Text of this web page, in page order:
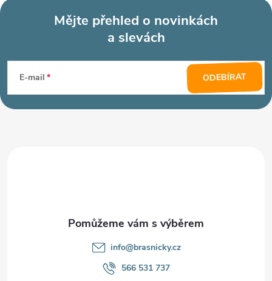
p
Mějte přehled o novinkách
a slevách
E-mail ODEBÍRAT
info@brasnicky.cz
566 531 737